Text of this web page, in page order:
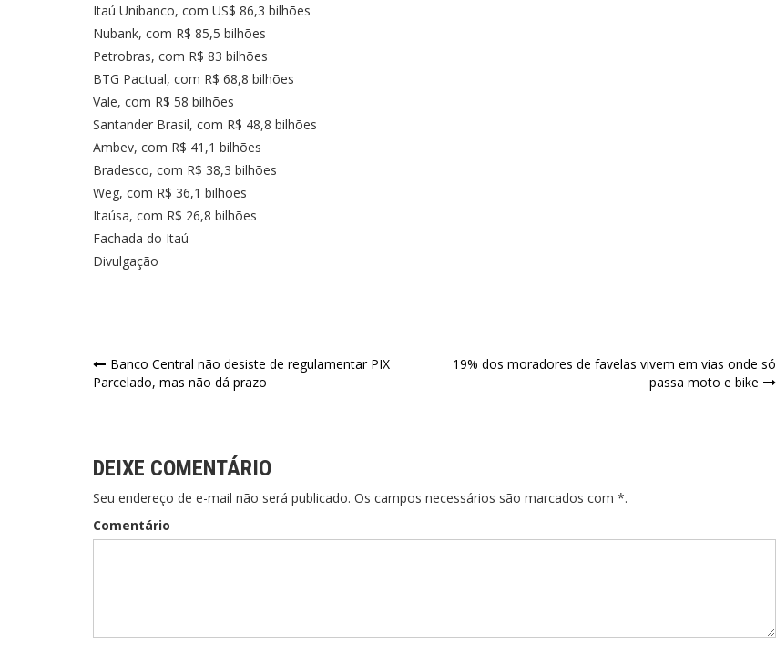
Itaú Unibanco, com US$ 86,3 bilhões
Nubank, com R$ 85,5 bilhões
Petrobras, com R$ 83 bilhões
BTG Pactual, com R$ 68,8 bilhões
Vale, com R$ 58 bilhões
Santander Brasil, com R$ 48,8 bilhões
Ambev, com R$ 41,1 bilhões
Bradesco, com R$ 38,3 bilhões
Weg, com R$ 36,1 bilhões
Itaúsa, com R$ 26,8 bilhões
Fachada do Itaú
Divulgação
Navegação
Banco Central não desiste de regulamentar PIX
Parcelado, mas não dá prazo
19% dos moradores de favelas vivem em vias onde só
passa moto e bike
DEIXE COMENTÁRIO
Seu endereço de e-mail não será publicado. Os campos necessários são marcados com *.
Comentário